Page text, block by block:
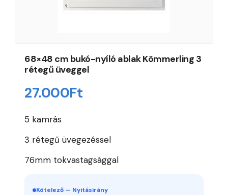
68×48 cm bukó-nyíló ablak Kömmerling 3
rétegű üveggel
27.000Ft
5 kamrás
3 rétegű üvegezéssel
76mm tokvastagsággal
Kötelező — Nyitásirány